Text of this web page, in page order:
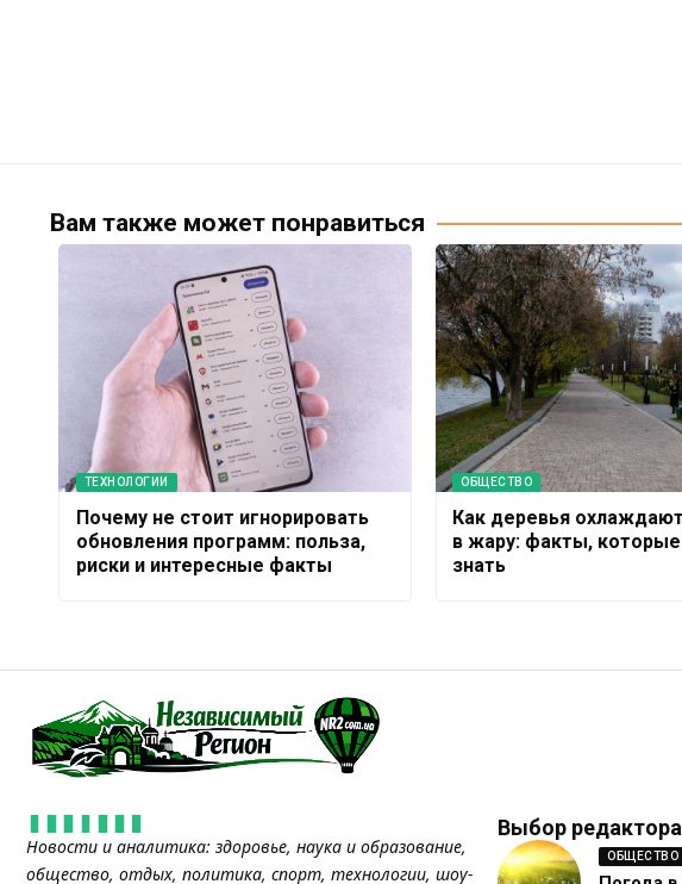
Вам также может понравиться
ТЕХНОЛОГИИ
Почему не стоит игнорировать
обновления программ: польза,
риски и интересные факты
ОБЩЕСТВО
Как деревья
в жару: факты, которые
знать
Новости и аналитика: здоровье, наука и образование,
общество, отдых, политика, спорт, технологии, шоу-
Выбор редактора
ОБЩЕСТВО